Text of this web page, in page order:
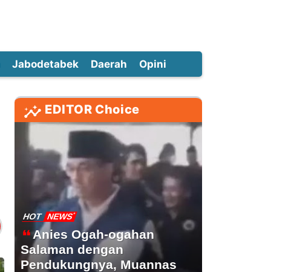
Jabodetabek Daerah Opini
EDITOR Choice
HOT NEWS
Anies Ogah-ogahan
Salaman dengan
Pendukungnya, Muannas